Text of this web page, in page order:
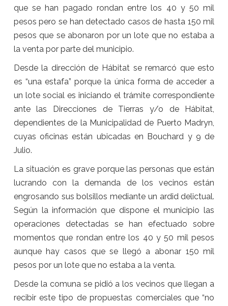
que se han pagado rondan entre los 40 y 50 mil
pesos pero se han detectado casos de hasta 150 mil
pesos que se abonaron por un lote que no estaba a
la venta por parte del municipio.
Desde la dirección de Hábitat se remarcó que esto
es “una estafa” porque la única forma de acceder a
un lote social es iniciando el trámite correspondiente
ante las Direcciones de Tierras y/o de Hábitat,
dependientes de la Municipalidad de Puerto Madryn,
cuyas oficinas están ubicadas en Bouchard y 9 de
Julio.
La situación es grave porque las personas que están
lucrando con la demanda de los vecinos están
engrosando sus bolsillos mediante un ardid delictual.
Según la información que dispone el municipio las
operaciones detectadas se han efectuado sobre
momentos que rondan entre los 40 y 50 mil pesos
aunque hay casos que se llegó a abonar 150 mil
pesos por un lote que no estaba a la venta.
Desde la comuna se pidió a los vecinos que llegan a
recibir este tipo de propuestas comerciales que “no